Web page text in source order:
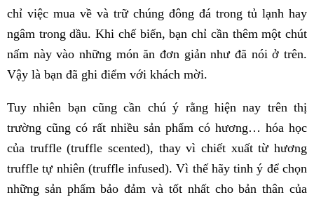
chỉ việc mua về và trữ chúng đông đá trong tủ lạnh hay
ngâm trong dầu. Khi chế biến, bạn chỉ cần thêm một chút
nấm này vào những món ăn đơn giản như đã nói ở trên.
Vậy là bạn đã ghi điểm với khách mời.
Tuy nhiên bạn cũng cần chú ý rằng hiện nay trên thị
trường cũng có rất nhiều sản phẩm có hương… hóa học
của truffle (truffle scented), thay vì chiết xuất từ hương
truffle tự nhiên (truffle infused). Vì thế hãy tinh ý để chọn
những sản phẩm bảo đảm và tốt nhất cho bản thân của